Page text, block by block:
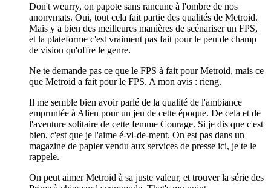
Don't weurry, on papote sans rancune à l'ombre de nos
anonymats. Oui, tout cela fait partie des qualités de Metroid.
Mais y a bien des meilleures manières de scénariser un FPS,
et la plateforme c'est vraiment pas fait pour le peu de champ
de vision qu'offre le genre.
Ne te demande pas ce que le FPS à fait pour Metroid, mais ce
que Metroid a fait pour le FPS. A mon avis : rieng.
Il me semble bien avoir parlé de la qualité de l'ambiance
empruntée à Alien pour un jeu de cette époque. De cela et de
l'aventure solitaire de cette femme Courage. Si je dis que c'est
bien, c'est que je l'aime é-vi-de-ment. On est pas dans un
magazine de papier vendu aux services de presse ici, je te le
rappele.
On peut aimer Metroid à sa juste valeur, et trouver la série des